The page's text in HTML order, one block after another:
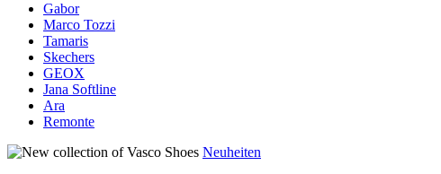
Gabor
Marco Tozzi
Tamaris
Skechers
GEOX
Jana Softline
Ara
Remonte
Neuheiten